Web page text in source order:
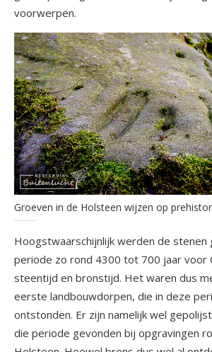
voorwerpen.
Groeven in de Holsteen wijzen op
Hoogstwaarschijnlijk werden de stenen
periode zo rond 4300 tot 700 jaar voor
steentijd en bronstijd. Het waren dus
eerste landbouwdorpen, die in deze
ontstonden. Er zijn namelijk wel
die periode gevonden bij opgravingen